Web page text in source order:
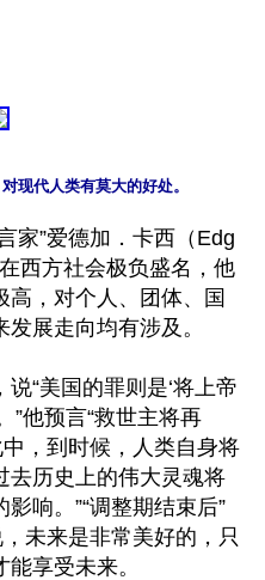
家”爱德加．卡西（Edg
西方社会极负盛名，他
高，对个人、团体、国
展走向均有涉及。
“美国的罪则是‘将上帝
”他预言“救世主将再
，到时候，人类自身将
去历史上的伟大灵魂将
响。”“调整期结束后”
未来是非常美好的，只
享受未来。